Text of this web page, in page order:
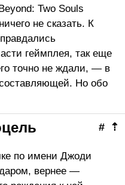
Two Souls
не сказать. К
геймплея, так еще
точно не ждали, — в
Но обо
⇡
#
по имени Джоди
вернее —